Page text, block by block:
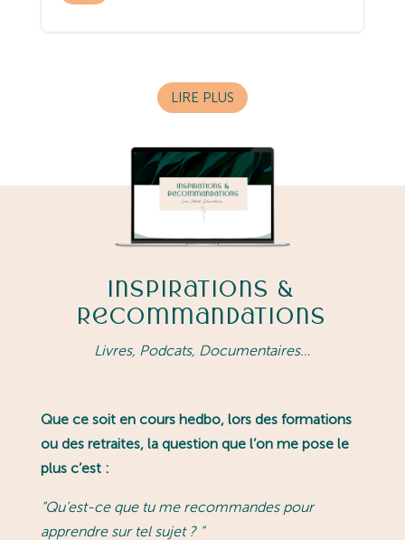
LIRE PLUS
Inspirations &
Recommandations
Livres, Podcats, Documentaires…
Que ce soit en cours hedbo, lors des formations
ou des retraites, la question que l’on me pose le
plus c’est :
“Qu’est-ce que tu me recommandes pour
apprendre sur tel sujet ? ”